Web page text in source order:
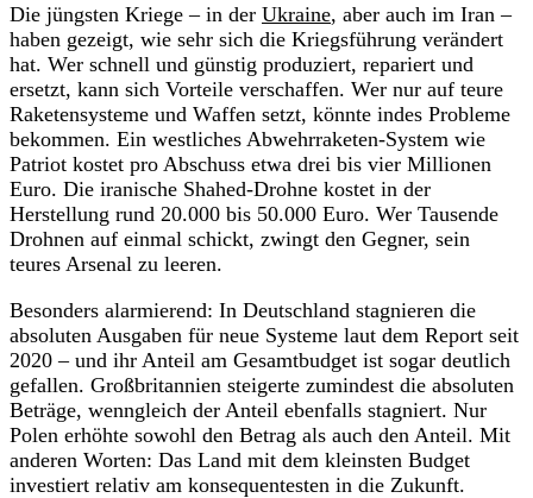
Die jüngsten Kriege – in der Ukraine, aber auch im Iran –
haben gezeigt, wie sehr sich die Kriegsführung verändert
hat. Wer schnell und günstig produziert, repariert und
ersetzt, kann sich Vorteile verschaffen. Wer nur auf teure
Raketensysteme und Waffen setzt, könnte indes Probleme
bekommen. Ein westliches Abwehrraketen-System wie
Patriot kostet pro Abschuss etwa drei bis vier Millionen
Euro. Die iranische Shahed-Drohne kostet in der
Herstellung rund 20.000 bis 50.000 Euro. Wer Tausende
Drohnen auf einmal schickt, zwingt den Gegner, sein
teures Arsenal zu leeren.
Besonders alarmierend: In Deutschland stagnieren die
absoluten Ausgaben für neue Systeme laut dem Report seit
2020 – und ihr Anteil am Gesamtbudget ist sogar deutlich
gefallen. Großbritannien steigerte zumindest die absoluten
Beträge, wenngleich der Anteil ebenfalls stagniert. Nur
Polen erhöhte sowohl den Betrag als auch den Anteil. Mit
anderen Worten: Das Land mit dem kleinsten Budget
investiert relativ am konsequentesten in die Zukunft.